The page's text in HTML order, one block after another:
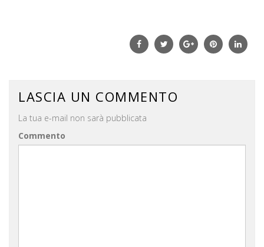
FacebookTwitterGoogle+Pinterest
LASCIA UN COMMENTO
La tua e-mail non sarà pubblicata
Commento